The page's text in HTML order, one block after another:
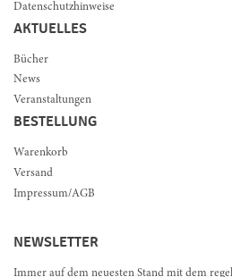
Datenschutzhinweise
AKTUELLES
Bücher
News
Veranstaltungen
BESTELLUNG
Warenkorb
Versand
Impressum/AGB
NEWSLETTER
Immer auf dem neuesten Stand mit dem